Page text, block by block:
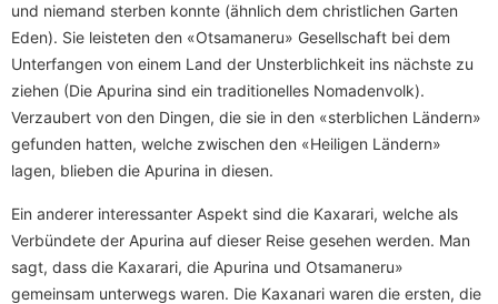
und niemand sterben konnte (ähnlich dem christlichen Garten
Eden). Sie leisteten den «Otsamaneru» Gesellschaft bei dem
Unterfangen von einem Land der Unsterblichkeit ins nächste zu
ziehen (Die Apurina sind ein traditionelles Nomadenvolk).
Verzaubert von den Dingen, die sie in den «sterblichen Ländern»
gefunden hatten, welche zwischen den «Heiligen Ländern»
lagen, blieben die Apurina in diesen.
Ein anderer interessanter Aspekt sind die Kaxarari, welche als
Verbündete der Apurina auf dieser Reise gesehen werden. Man
sagt, dass die Kaxarari, die Apurina und Otsamaneru»
gemeinsam unterwegs waren. Die Kaxanari waren die ersten, die